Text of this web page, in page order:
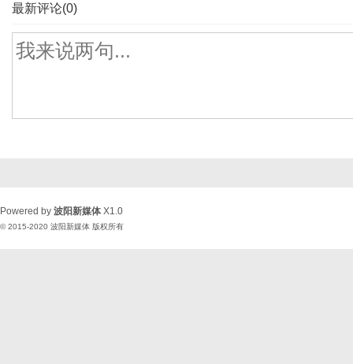
最新评论(0)
Powered by 波阳新媒体 X1.0
© 2015-2020 波阳新媒体 版权所有